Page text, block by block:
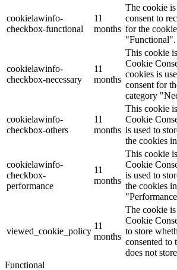
cookielawinfo-
checkbox-functional
11
months
The cookie
consent to
for the
"Functional".
cookielawinfo-
checkbox-necessary
11
months
This cookie
Cookie
cookies is
consent for
category
cookielawinfo-
checkbox-others
11
months
This cookie
Cookie
is used to
the cookies
cookielawinfo-
checkbox-
performance
11
months
This cookie
Cookie
is used to
the cookies
viewed_cookie_policy
11
months
The cookie
Cookie
to store
consented to
does not
Functional